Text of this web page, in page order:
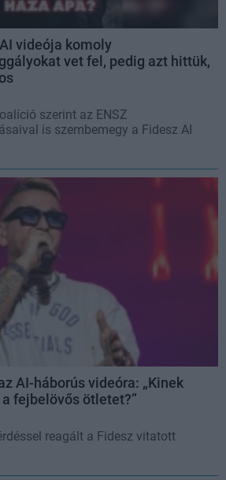
videója komoly
vet fel, pedig azt hittük,
szerint az ENSZ
is szembemegy a Fidesz AI
AI-háborús videóra: „Kinek
fejbelövős ötletet?”
reagált a Fidesz vitatott